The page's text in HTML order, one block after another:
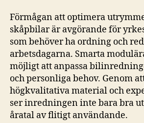
Förmågan att optimera
skåpbilar är avgörande för
som behöver ha ordning och
arbetsdagarna. Smarta
möjligt att anpassa
och personliga behov. Genom
högkvalitativa material och
ser inredningen inte bara bra
åratal av flitigt användande.